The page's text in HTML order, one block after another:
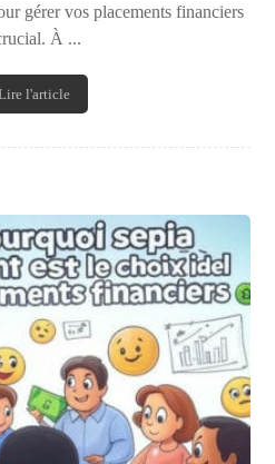
gérer vos placements financiers
À ...
l'article